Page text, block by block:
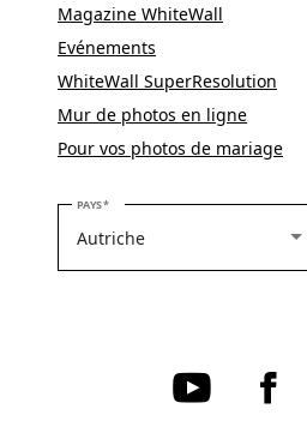
Magazine WhiteWall
Evénements
WhiteWall SuperResolution
Mur de photos en ligne
Pour vos photos de mariage
PAYSVEUILLEZ SÉLECTIONNER VOTRE PAYS